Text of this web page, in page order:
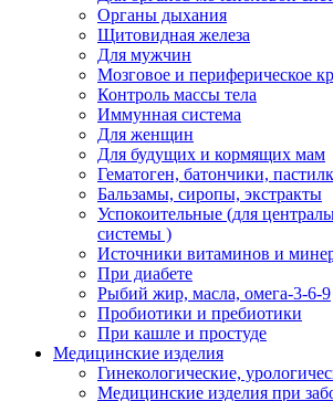
Органы дыхания
Щитовидная железа
Для мужчин
Мозговое и периферическое
Контроль массы тела
Иммунная система
Для женщин
Для будущих и кормящих мам
Гематоген, батончики,
Бальзамы, сиропы, экстракты
Успокоительные (для
системы )
Источники витаминов и
При диабете
Рыбий жир, масла, омега-3-6-9
Пробиотики и пребиотики
При кашле и простуде
Медицинские изделия
Гинекологические,
Медицинские изделия при